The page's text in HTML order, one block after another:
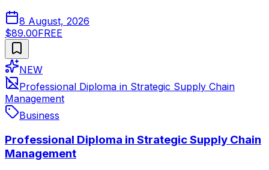
8 August, 2026
$89.00FREE
NEW
Professional Diploma in Strategic Supply Chain
Management
Business
Professional Diploma in Strategic Supply Chain
Management